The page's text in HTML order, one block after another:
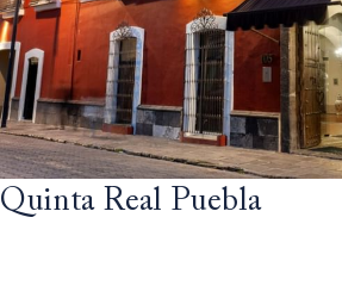
Quinta Real Puebla